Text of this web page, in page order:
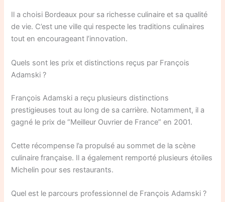
Il a choisi Bordeaux pour sa richesse culinaire et sa qualité
de vie. C’est une ville qui respecte les traditions culinaires
tout en encourageant l’innovation.
Quels sont les prix et distinctions reçus par François
Adamski ?
François Adamski a reçu plusieurs distinctions
prestigieuses tout au long de sa carrière. Notamment, il a
gagné le prix de “Meilleur Ouvrier de France” en 2001.
Cette récompense l’a propulsé au sommet de la scène
culinaire française. Il a également remporté plusieurs étoiles
Michelin pour ses restaurants.
Quel est le parcours professionnel de François Adamski ?